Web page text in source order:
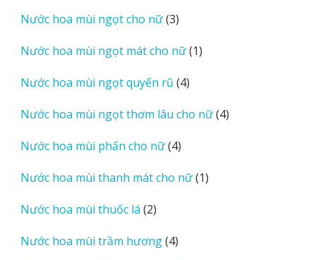
Nước hoa mùi ngọt cho nữ 33
phẩm
Nước hoa mùi ngọt mát cho nữ 11
Nước hoa mùi ngọt quyến rũ 44
phẩm
Nước hoa mùi ngọt thơm lâu cho nữ 44
Nước hoa mùi phấn cho nữ 44
phẩm
Nước hoa mùi thanh mát cho nữ 11
Nước hoa mùi thuốc lá 22
phẩm
Nước hoa mùi trầm hương 44